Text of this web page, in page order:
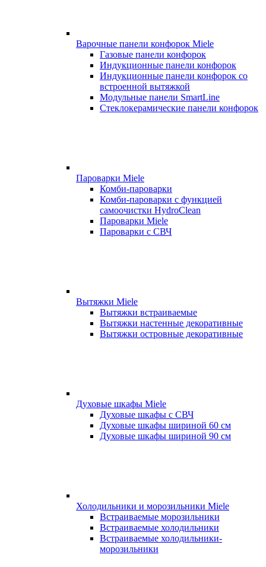
Варочные панели конфорок Miele
Газовые панели конфорок
Индукционные панели конфорок
Индукционные панели конфорок со
встроенной вытяжкой
Модульные панели SmartLine
Стеклокерамические панели конфорок
Пароварки Miele
Комби-пароварки
Комби-пароварки с функцией
самоочистки HydroClean
Пароварки Miele
Пароварки с СВЧ
Вытяжки Miele
Вытяжки встраиваемые
Вытяжки настенные декоративные
Вытяжки островные декоративные
Духовые шкафы Miele
Духовые шкафы с СВЧ
Духовые шкафы шириной 60 см
Духовые шкафы шириной 90 см
Холодильники и морозильники Miele
Встраиваемые морозильники
Встраиваемые холодильники
Встраиваемые холодильники-
морозильники